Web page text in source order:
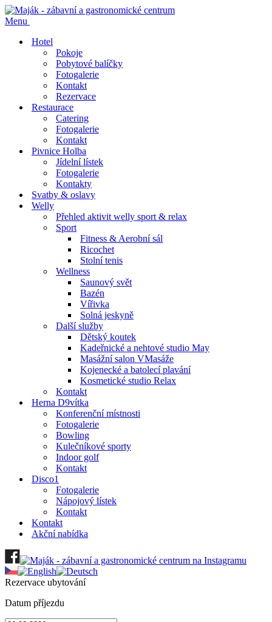
Menu
Hotel
Pokoje
Pobytové balíčky
Fotogalerie
Kontakt
Rezervace
Restaurace
Catering
Fotogalerie
Kontakt
Pivnice Holba
Jídelní lístek
Fotogalerie
Kontakty
Svatby & oslavy
Welly
Přehled aktivit welly sport & relax
Sport
Fitness & Aerobní sál
Ricochet
Stolní tenis
Wellness
Saunový svět
Bazén
Vířivka
Solná jeskyně
Další služby
Dětský koutek
Kadeřnické a nehtové studio May
Masážní salon VMasáže
Kojenecké a batolecí plavání
Kosmetické studio Relax
Kontakt
Herna D9vítka
Konferenční místnosti
Fotogalerie
Bowling
Kulečníkové sporty
Indoor golf
Kontakt
Disco1
Fotogalerie
Nápojový lístek
Kontakt
Kontakt
Akční nabídka
Rezervace ubytování
Datum příjezdu